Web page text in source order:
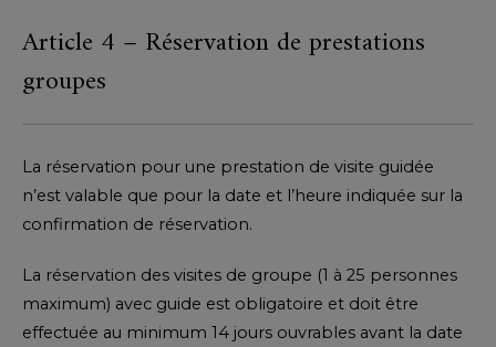
Article 4 – Réservation de prestations
groupes
La réservation pour une prestation de visite guidée
n’est valable que pour la date et l’heure indiquée sur la
confirmation de réservation.
La réservation des visites de groupe (1 à 25 personnes
maximum) avec guide est obligatoire et doit être
effectuée au minimum 14 jours ouvrables avant la date